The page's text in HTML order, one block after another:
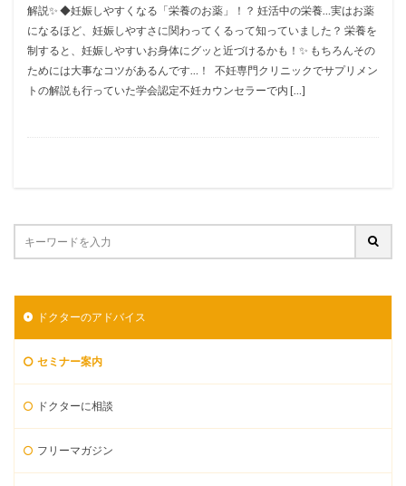
解説✨ ◆妊娠しやすくなる「栄養のお薬」！？ 妊活中の栄養…実はお薬
になるほど、妊娠しやすさに関わってくるって知っていました？ 栄養を
制すると、妊娠しやすいお身体にグッと近づけるかも！✨ もちろんその
ためには大事なコツがあるんです…！ 不妊専門クリニックでサプリメン
トの解説も行っていた学会認定不妊カウンセラーで内 […]
ドクターのアドバイス
セミナー案内
ドクターに相談
フリーマガジン